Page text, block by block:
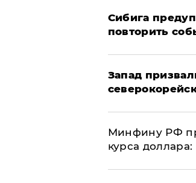
Сибига
повторить
Запад
Минфину РФ
курса